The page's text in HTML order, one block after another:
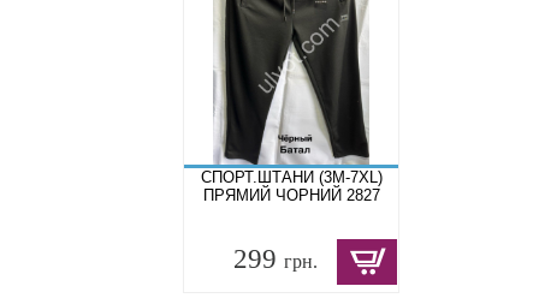
СПОРТ.ШТАНИ (3M-7XL)
ПРЯМИЙ ЧОРНИЙ 2827
299 грн.